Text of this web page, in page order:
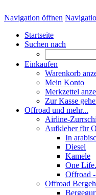
Navigation öffnen
Startseite
Suchen nach
Einkaufen
Warenkorb
Mein Konto
Merkzettel
Zur Kasse
Offroad und mehr...
Airline-
Aufkleber für
In
Diesel
Kamele
One
Offroad
Offroad